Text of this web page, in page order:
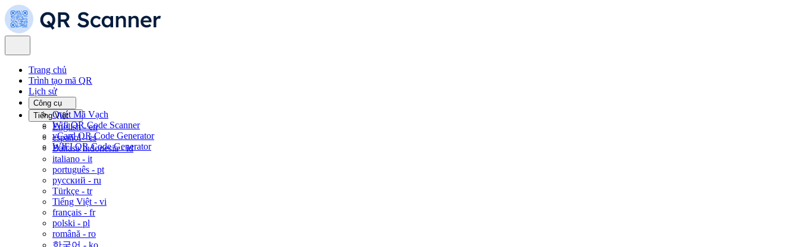
Trang chủ
Trình tạo mã QR
Lịch sử
Công cụ
Quét Mã Vạch
Wifi QR Code Scanner
vCard QR Code Generator
WIFI QR Code Generator
Tiếng Việt
English -en
español -es
Bahasa Indonesia -id
italiano - it
português - pt
русский - ru
Türkçe - tr
Tiếng Việt - vi
français - fr
polski - pl
română - ro
한국어 - ko